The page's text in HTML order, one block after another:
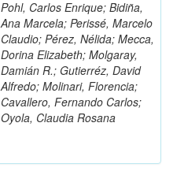
Pohl, Carlos Enrique; Bidiña,
Ana Marcela; Perissé, Marcelo
Claudio; Pérez, Nélida; Mecca,
Dorina Elizabeth; Molgaray,
Damián R.; Gutierréz, David
Alfredo; Molinari, Florencia;
Cavallero, Fernando Carlos;
Oyola, Claudia Rosana